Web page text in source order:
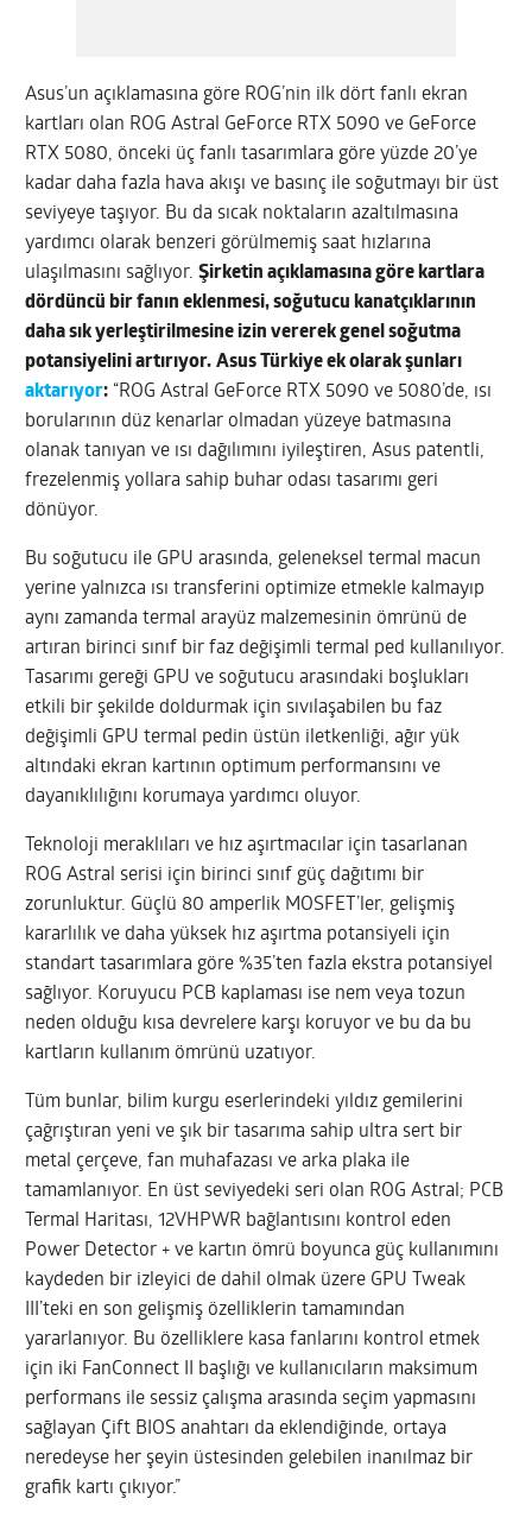
Asus’un açıklamasına göre ROG’nin ilk dört fanlı ekran
kartları olan ROG Astral GeForce RTX 5090 ve GeForce
RTX 5080, önceki üç fanlı tasarımlara göre yüzde 20’ye
kadar daha fazla hava akışı ve basınç ile soğutmayı bir üst
seviyeye taşıyor. Bu da sıcak noktaların azaltılmasına
yardımcı olarak benzeri görülmemiş saat hızlarına
ulaşılmasını sağlıyor.Şirketin açıklamasına göre kartlara
dördüncü bir fanın eklenmesi, soğutucu kanatçıklarının
daha sık yerleştirilmesine izin vererek genel soğutma
potansiyelini artırıyor. Asus Türkiye ek olarak şunları
aktarıyor: “ROG Astral GeForce RTX 5090 ve 5080’de, ısı
borularının düz kenarlar olmadan yüzeye batmasına
olanak tanıyan ve ısı dağılımını iyileştiren, Asus patentli,
frezelenmiş yollara sahip buhar odası tasarımı geri
dönüyor.
Bu soğutucu ile GPU arasında, geleneksel termal macun
yerine yalnızca ısı transferini optimize etmekle kalmayıp
aynı zamanda termal arayüz malzemesinin ömrünü de
artıran birinci sınıf bir faz değişimli termal ped kullanılıyor.
Tasarımı gereği GPU ve soğutucu arasındaki boşlukları
etkili bir şekilde doldurmak için sıvılaşabilen bu faz
değişimli GPU termal pedin üstün iletkenliği, ağır yük
altındaki ekran kartının optimum performansını ve
dayanıklılığını korumaya yardımcı oluyor.
Teknoloji meraklıları ve hız aşırtmacılar için tasarlanan
ROG Astral serisi için birinci sınıf güç dağıtımı bir
zorunluktur. Güçlü 80 amperlik MOSFET’ler, gelişmiş
kararlılık ve daha yüksek hız aşırtma potansiyeli için
standart tasarımlara göre %35’ten fazla ekstra potansiyel
sağlıyor. Koruyucu PCB kaplaması ise nem veya tozun
neden olduğu kısa devrelere karşı koruyor ve bu da bu
kartların kullanım ömrünü uzatıyor.
Tüm bunlar, bilim kurgu eserlerindeki yıldız gemilerini
çağrıştıran yeni ve şık bir tasarıma sahip ultra sert bir
metal çerçeve, fan muhafazası ve arka plaka ile
tamamlanıyor. En üst seviyedeki seri olan ROG Astral; PCB
Termal Haritası, 12VHPWR bağlantısını kontrol eden
Power Detector + ve kartın ömrü boyunca güç kullanımını
kaydeden bir izleyici de dahil olmak üzere GPU Tweak
III’teki en son gelişmiş özelliklerin tamamından
yararlanıyor. Bu özelliklere kasa fanlarını kontrol etmek
için iki FanConnect II başlığı ve kullanıcıların maksimum
performans ile sessiz çalışma arasında seçim yapmasını
sağlayan Çift BIOS anahtarı da eklendiğinde, ortaya
neredeyse her şeyin üstesinden gelebilen inanılmaz bir
grafik kartı çıkıyor.”